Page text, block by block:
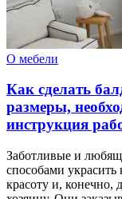
О мебели
Как сделать
размеры,
инструкция
Заботливые и
способами
красоту и, конечно,